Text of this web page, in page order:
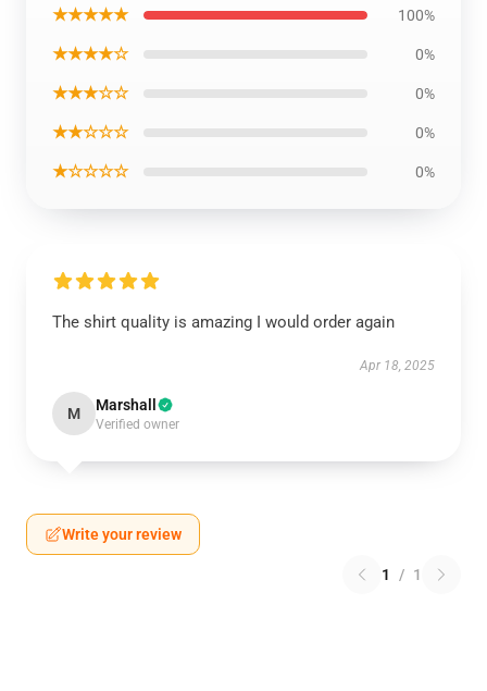
★★★★★ 100%
★★★★☆ 0%
★★★☆☆ 0%
★★☆☆☆ 0%
★☆☆☆☆ 0%
The shirt quality is amazing I would order again
Apr 18, 2025
M Marshall
Verified owner
Write your review
1 / 1